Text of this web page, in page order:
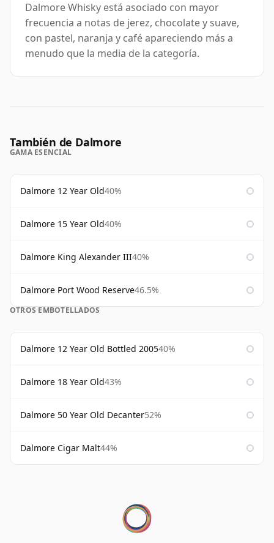
Dalmore Whisky está asociado con mayor
frecuencia a notas de jerez, chocolate y suave,
con pastel, naranja y café apareciendo más a
menudo que la media de la categoría.
También de Dalmore
GAMA ESENCIAL
Dalmore 12 Year Old40%
Dalmore 15 Year Old40%
Dalmore King Alexander III40%
Dalmore Port Wood Reserve46.5%
OTROS EMBOTELLADOS
Dalmore 12 Year Old Bottled 200540%
Dalmore 18 Year Old43%
Dalmore 50 Year Old Decanter52%
Dalmore Cigar Malt44%